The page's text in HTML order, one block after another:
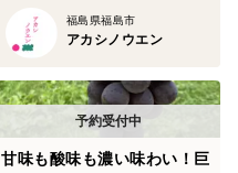
福島県福島市
アカシノウエン
甘味も酸味も濃い味わい！巨